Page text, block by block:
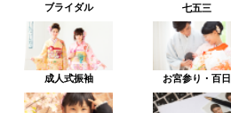
ブライダル 七五三
成人式振袖 お宮参り・百日